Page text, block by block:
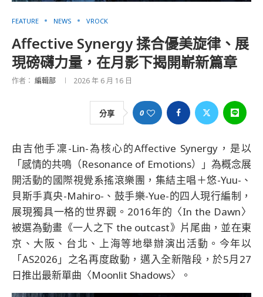
FEATURE NEWS VROCK
Affective Synergy 揉合優美旋律、展
現磅礴力量，在月影下揭開嶄新篇章
作者： 編輯部 2026 年 6 月 16 日
分享 0
由吉他手凜-Lin-為核心的Affective Synergy，是以
「感情的共鳴（Resonance of Emotions）」為概念展
開活動的國際視覺系搖滾樂團，集結主唱＋悠-Yuu-、
貝斯手真央-Mahiro-、鼓手樂-Yue-的四人現行編制，
展現獨具一格的世界觀。2016年的〈In the Dawn〉
被選為動畫《一人之下 the outcast》片尾曲，並在東
京、大阪、台北、上海等地舉辦演出活動。今年以
「AS2026」之名再度啟動，邁入全新階段，於5月27
日推出最新單曲〈Moonlit Shadows〉。